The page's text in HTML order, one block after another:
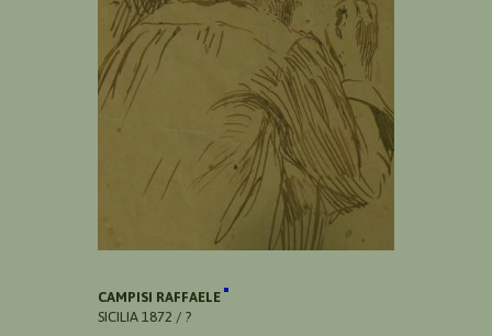
CAMPISI RAFFAELE
SICILIA 1872 / ?